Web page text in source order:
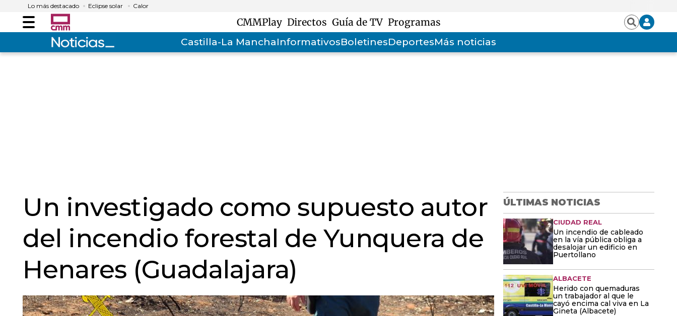
Lo más destacado Eclipse solar Calor
Menú CMMPlay Directos Guía de TV Programas BuscarIniciar
sesión
Castilla-La ManchaInformativosBoletinesDeportesMás noticias
Un investigado como supuesto autor
del incendio forestal de Yunquera de
Henares (Guadalajara)
ÚLTIMAS NOTICIAS
CIUDAD REAL
Un incendio de cableado
en la vía pública obliga a
desalojar un edificio en
Puertollano
ALBACETE
Herido con quemaduras
un trabajador al que le
cayó encima cal viva en La
Gineta (Albacete)